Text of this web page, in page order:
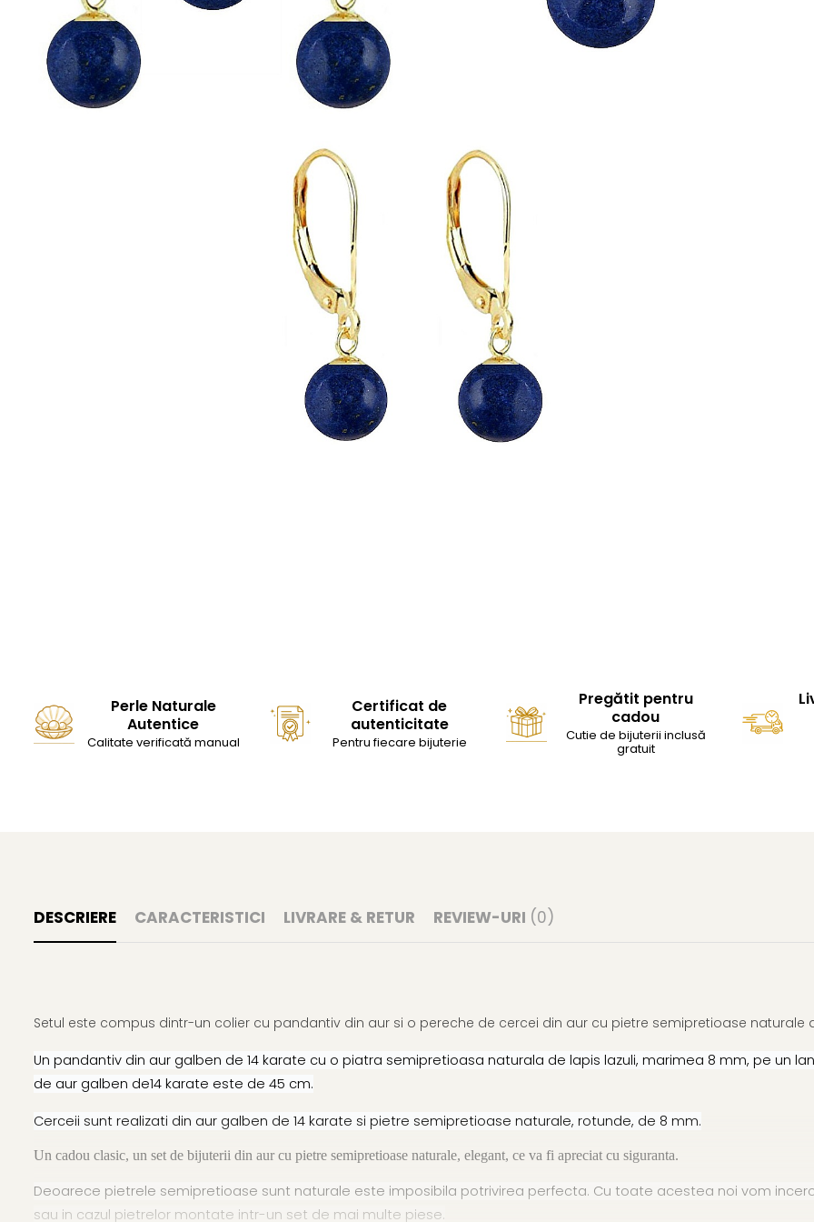
Seturi Perle cu Argint
Brățări cu Perle
Pandantive cu Perle
Brose cu Perle
Perle Naturale
Autentice
Calitate verificată manual
Certificat de
autenticitate
Pentru fiecare bijuterie
Pregătit pentru
cadou
Cutie de bijuterii inclusă
gratuit
DESCRIERE CARACTERISTICI LIVRARE & RETUR REVIEW-URI (0)
Setul este compus dintr-un colier cu pandantiv din aur si o pereche de cercei din aur cu pietre semipretioase naturale
Un pandantiv din aur galben de 14 karate cu o piatra semipretioasa naturala de lapis lazuli, marimea 8 mm, pe un
de aur galben de14 karate este de 45 cm.
Cerceii sunt realizati din aur galben de 14 karate si pietre semipretioase naturale, rotunde, de 8 mm.
Un cadou clasic, un set de bijuterii din aur cu pietre semipretioase naturale, elegant, ce va fi apreciat cu siguranta.
Deoarece pietrele semipretioase sunt naturale este imposibila potrivirea perfecta. Cu toate acestea noi vom
sau in cazul pietrelor montate intr-un set de mai multe piese.